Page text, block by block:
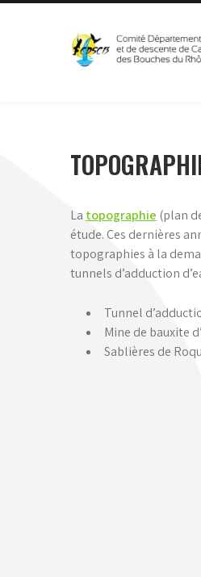
Skip
La topographie (plan
étude. Ces dernières
topographies à la
tunnels d’adduction
Tunnel
Mine de bauxite
Sablières de